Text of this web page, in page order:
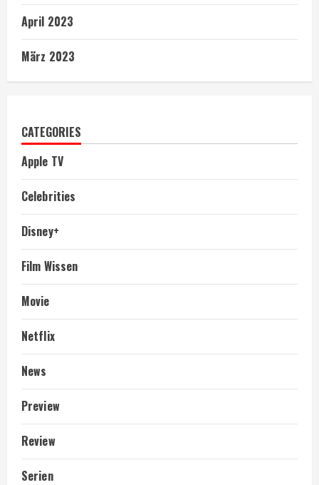
April 2023
März 2023
CATEGORIES
Apple TV
Celebrities
Disney+
Film Wissen
Movie
Netflix
News
Preview
Review
Serien